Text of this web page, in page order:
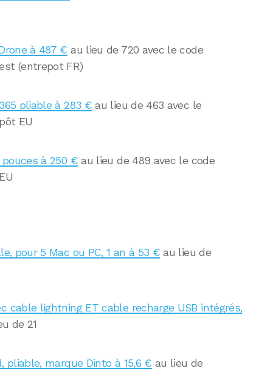
à 487 € au lieu de 720 avec le code
(entrepot FR)
pliable à 283 € au lieu de 463 avec le
EU
à 250 €au lieu de 489 avec le code
pour 5 Mac ou PC, 1 an à 53 € au lieu de
cable lightning ET cable recharge USB intégrés,
de 21
pliable, marque Dinto à 15,6 € au lieu de